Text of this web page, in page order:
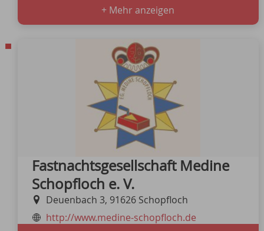
+ Mehr anzeigen
Fastnachtsgesellschaft Medine
Schopfloch e. V.
Deuenbach 3, 91626 Schopfloch
http://www.medine-schopfloch.de